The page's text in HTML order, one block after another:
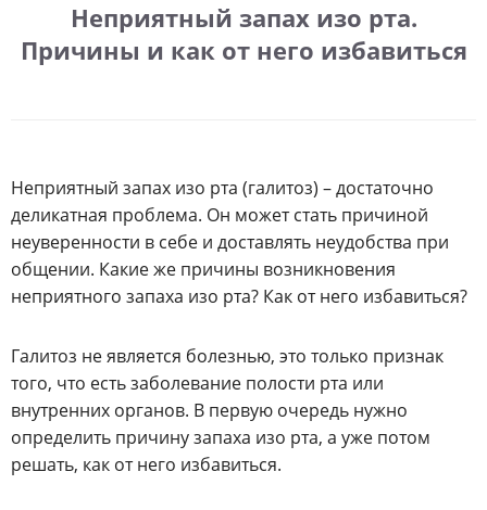
Неприятный запах изо рта.
Причины и как от него избавиться
Неприятный запах изо рта (галитоз) – достаточно
деликатная проблема. Он может стать причиной
неуверенности в себе и доставлять неудобства при
общении. Какие же причины возникновения
неприятного запаха изо рта? Как от него избавиться?
Галитоз не является болезнью, это только признак
того, что есть заболевание полости рта или
внутренних органов. В первую очередь нужно
определить причину запаха изо рта, а уже потом
решать, как от него избавиться.